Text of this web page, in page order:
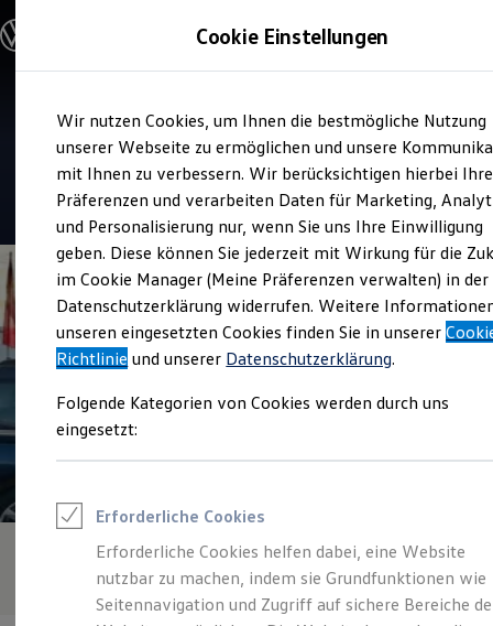
Hauptinhalt
springen
Footer
springen
Modelle & Konfigurator
Nutzfahrzeugkategorien entdecken
Modelle konfigurieren
Vorgängermodelle und Oldtimer
Vorgängermodelle
Oldtimer
Bulli Historie
Branchenlösungen & Gewerbekunden
Umbaulösungen und Hersteller finden
Auf- und Umbauten entdecken & konfigurieren
Groß- und Sonderkunden
Großkunden
Kommunen & Behörden
Journalisten
Sportvereine
Branchenlösungen
Gewerbliche Personenbeförderung
Service & mobile Werkstätten
Menschen mit Behinderung
Rettungsdienste
ONE Business ID Vorteile
Fahrzeugsuche & Marktplatz
Fahrzeugsuche
Fahrzeuge online kaufen
Service
Autohaus Wallner KG
4.8| 98 Bewertungen
Cookie Einstellungen
Wir nutzen Cookies, um Ihnen die bestmögliche Nutzung
unserer Webseite zu ermöglichen und unsere
mit Ihnen zu verbessern. Wir berücksichtigen hierbei Ihre
Präferenzen und verarbeiten Daten für Marketing,
und Personalisierung nur, wenn Sie uns Ihre Einwilligung
geben. Diese können Sie jederzeit mit Wirkung für die
im Cookie Manager (Meine Präferenzen verwalten) in der
Datenschutzerklärung widerrufen. Weitere
unseren eingesetzten Cookies finden Sie in unserer
Richtlinie und unserer Datenschutzerklärung.
Folgende Kategorien von Cookies werden durch uns
eingesetzt:
Erforderliche Cookies
Erforderliche Cookies helfen dabei, eine Website
nutzbar zu machen, indem sie Grundfunktionen wie
Seitennavigation und Zugriff auf sichere Bereiche